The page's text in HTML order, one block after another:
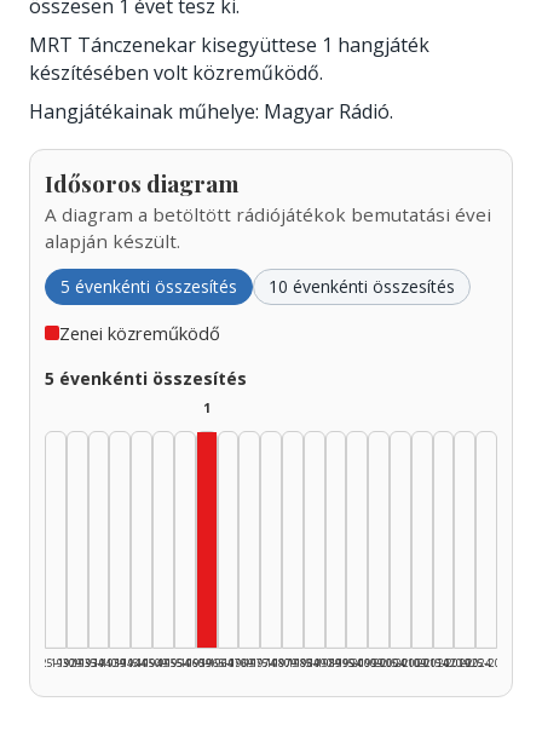
összesen 1 évet tesz ki.
MRT Tánczenekar kisegyüttese 1 hangjáték
készítésében volt közreműködő.
Hangjátékainak műhelye: Magyar Rádió.
Idősoros diagram
A diagram a betöltött rádiójátékok bemutatási évei
alapján készült.
5 évenkénti összesítés 10 évenkénti összesítés
Zenei közreműködő
5 évenkénti összesítés
1925–1929
1930–1934
1935–1939
1940–1944
1945–1949
1950–1954
1955–1959
1
1960–1964
1965–1969
1970–1974
1975–1979
1980–1984
1985–1989
1990–1994
1995–1999
2000–2004
2005–2009
2010–2014
2015–2019
2020–2024
2025–2026